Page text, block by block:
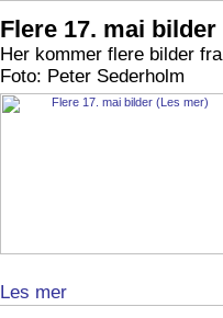
Flere 17. mai bilder
Her kommer flere bilder
Foto: Peter Sederholm
Les mer